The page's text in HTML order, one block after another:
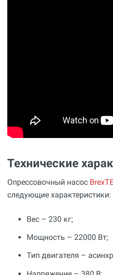
Технические
Опрессовочный насос
следующие характеристики:
Вес – 230 кг;
Мощность – 22000 Вт;
Тип двигателя –